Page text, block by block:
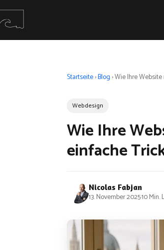
Startseite›Blog ›Wie Ihre
Webdesign
Wie Ihre
einfache
Nicolas Fabjan
13. November 2025·10 Min.